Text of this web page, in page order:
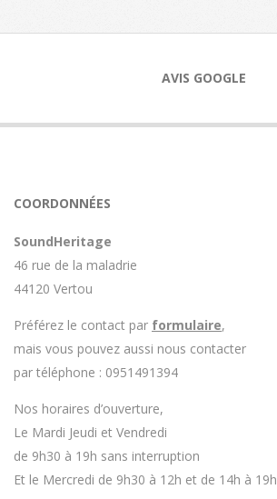
AVIS GOOGLE
COORDONNÉES
SoundHeritage
46 rue de la maladrie
44120 Vertou
Préférez le contact par formulaire,
mais vous pouvez aussi nous contacter
par téléphone : 0951491394
Nos horaires d’ouverture,
Le Mardi Jeudi et Vendredi
de 9h30 à 19h sans interruption
Et le Mercredi de 9h30 à 12h et de 14h à 19h